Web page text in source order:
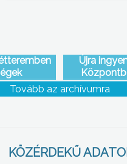
Újra
Tovább az archívumra
KÖZÉRDEKŰ